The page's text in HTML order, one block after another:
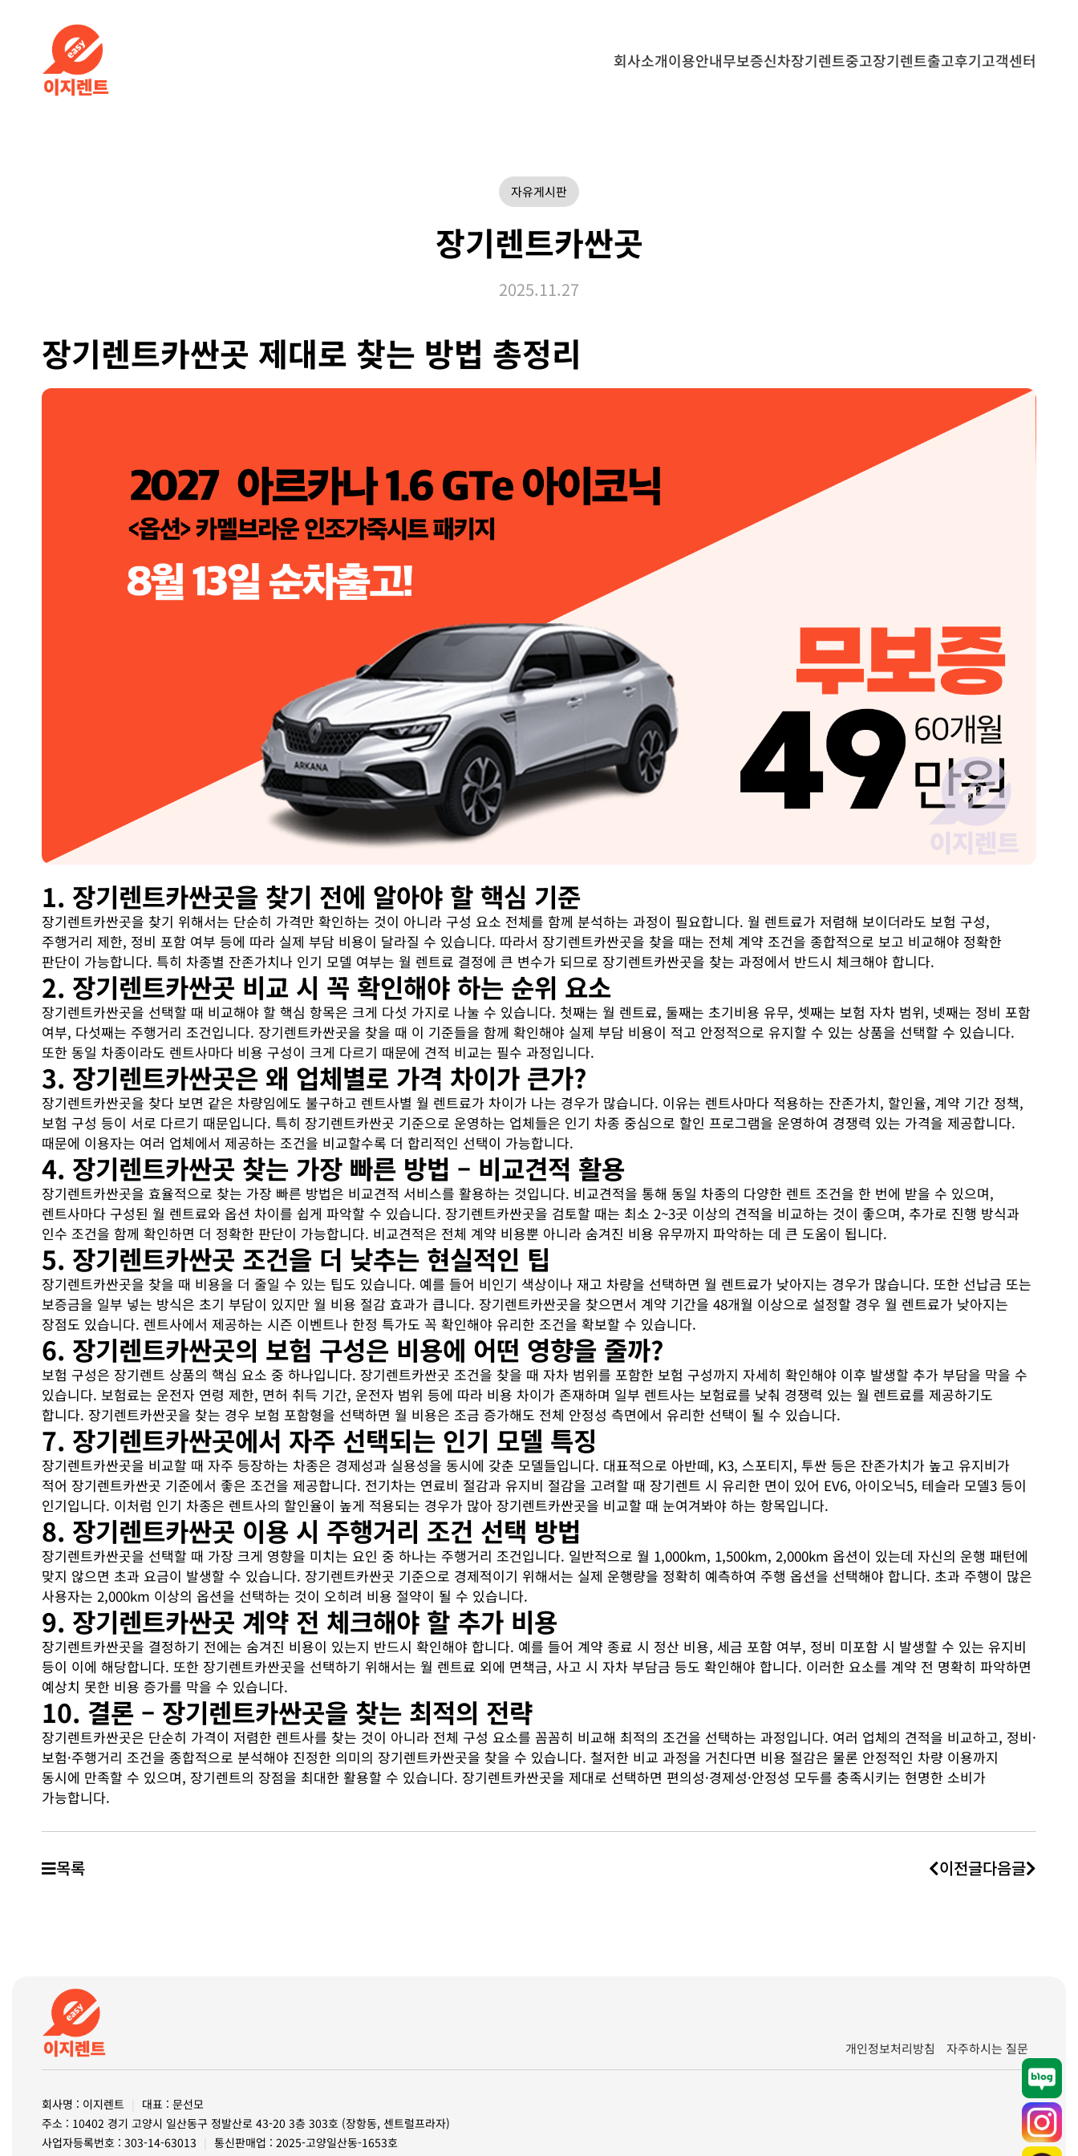
회사소개이용안내무보증신차장기렌트중고장기렌트출고후기고객센터
자유게시판
장기렌트카싼곳
2025.11.27
장기렌트카싼곳 제대로 찾는 방법 총정리
1. 장기렌트카싼곳을 찾기 전에 알아야 할 핵심 기준
장기렌트카싼곳을 찾기 위해서는 단순히 가격만 확인하는 것이 아니라 구성 요소 전체를 함께 분석하는 과정이 필요합니다. 월 렌트료가 저렴해 보이더라도 보험 구성,
주행거리 제한, 정비 포함 여부 등에 따라 실제 부담 비용이 달라질 수 있습니다. 따라서 장기렌트카싼곳을 찾을 때는 전체 계약 조건을 종합적으로 보고 비교해야 정확한
판단이 가능합니다. 특히 차종별 잔존가치나 인기 모델 여부는 월 렌트료 결정에 큰 변수가 되므로 장기렌트카싼곳을 찾는 과정에서 반드시 체크해야 합니다.
2. 장기렌트카싼곳 비교 시 꼭 확인해야 하는 순위 요소
장기렌트카싼곳을 선택할 때 비교해야 할 핵심 항목은 크게 다섯 가지로 나눌 수 있습니다. 첫째는 월 렌트료, 둘째는 초기비용 유무, 셋째는 보험 자차 범위, 넷째는 정비 포함
여부, 다섯째는 주행거리 조건입니다. 장기렌트카싼곳을 찾을 때 이 기준들을 함께 확인해야 실제 부담 비용이 적고 안정적으로 유지할 수 있는 상품을 선택할 수 있습니다.
또한 동일 차종이라도 렌트사마다 비용 구성이 크게 다르기 때문에 견적 비교는 필수 과정입니다.
3. 장기렌트카싼곳은 왜 업체별로 가격 차이가 큰가?
장기렌트카싼곳을 찾다 보면 같은 차량임에도 불구하고 렌트사별 월 렌트료가 차이가 나는 경우가 많습니다. 이유는 렌트사마다 적용하는 잔존가치, 할인율, 계약 기간 정책,
보험 구성 등이 서로 다르기 때문입니다. 특히 장기렌트카싼곳 기준으로 운영하는 업체들은 인기 차종 중심으로 할인 프로그램을 운영하여 경쟁력 있는 가격을 제공합니다.
때문에 이용자는 여러 업체에서 제공하는 조건을 비교할수록 더 합리적인 선택이 가능합니다.
4. 장기렌트카싼곳 찾는 가장 빠른 방법 – 비교견적 활용
장기렌트카싼곳을 효율적으로 찾는 가장 빠른 방법은 비교견적 서비스를 활용하는 것입니다. 비교견적을 통해 동일 차종의 다양한 렌트 조건을 한 번에 받을 수 있으며,
렌트사마다 구성된 월 렌트료와 옵션 차이를 쉽게 파악할 수 있습니다. 장기렌트카싼곳을 검토할 때는 최소 2~3곳 이상의 견적을 비교하는 것이 좋으며, 추가로 진행 방식과
인수 조건을 함께 확인하면 더 정확한 판단이 가능합니다. 비교견적은 전체 계약 비용뿐 아니라 숨겨진 비용 유무까지 파악하는 데 큰 도움이 됩니다.
5. 장기렌트카싼곳 조건을 더 낮추는 현실적인 팁
장기렌트카싼곳을 찾을 때 비용을 더 줄일 수 있는 팁도 있습니다. 예를 들어 비인기 색상이나 재고 차량을 선택하면 월 렌트료가 낮아지는 경우가 많습니다. 또한 선납금 또는
보증금을 일부 넣는 방식은 초기 부담이 있지만 월 비용 절감 효과가 큽니다. 장기렌트카싼곳을 찾으면서 계약 기간을 48개월 이상으로 설정할 경우 월 렌트료가 낮아지는
장점도 있습니다. 렌트사에서 제공하는 시즌 이벤트나 한정 특가도 꼭 확인해야 유리한 조건을 확보할 수 있습니다.
6. 장기렌트카싼곳의 보험 구성은 비용에 어떤 영향을 줄까?
보험 구성은 장기렌트 상품의 핵심 요소 중 하나입니다. 장기렌트카싼곳 조건을 찾을 때 자차 범위를 포함한 보험 구성까지 자세히 확인해야 이후 발생할 추가 부담을 막을 수
있습니다. 보험료는 운전자 연령 제한, 면허 취득 기간, 운전자 범위 등에 따라 비용 차이가 존재하며 일부 렌트사는 보험료를 낮춰 경쟁력 있는 월 렌트료를 제공하기도
합니다. 장기렌트카싼곳을 찾는 경우 보험 포함형을 선택하면 월 비용은 조금 증가해도 전체 안정성 측면에서 유리한 선택이 될 수 있습니다.
7. 장기렌트카싼곳에서 자주 선택되는 인기 모델 특징
장기렌트카싼곳을 비교할 때 자주 등장하는 차종은 경제성과 실용성을 동시에 갖춘 모델들입니다. 대표적으로 아반떼, K3, 스포티지, 투싼 등은 잔존가치가 높고 유지비가
적어 장기렌트카싼곳 기준에서 좋은 조건을 제공합니다. 전기차는 연료비 절감과 유지비 절감을 고려할 때 장기렌트 시 유리한 면이 있어 EV6, 아이오닉5, 테슬라 모델3 등이
인기입니다. 이처럼 인기 차종은 렌트사의 할인율이 높게 적용되는 경우가 많아 장기렌트카싼곳을 비교할 때 눈여겨봐야 하는 항목입니다.
8. 장기렌트카싼곳 이용 시 주행거리 조건 선택 방법
장기렌트카싼곳을 선택할 때 가장 크게 영향을 미치는 요인 중 하나는 주행거리 조건입니다. 일반적으로 월 1,000km, 1,500km, 2,000km 옵션이 있는데 자신의 운행 패턴에
맞지 않으면 초과 요금이 발생할 수 있습니다. 장기렌트카싼곳 기준으로 경제적이기 위해서는 실제 운행량을 정확히 예측하여 주행 옵션을 선택해야 합니다. 초과 주행이 많은
사용자는 2,000km 이상의 옵션을 선택하는 것이 오히려 비용 절약이 될 수 있습니다.
9. 장기렌트카싼곳 계약 전 체크해야 할 추가 비용
장기렌트카싼곳을 결정하기 전에는 숨겨진 비용이 있는지 반드시 확인해야 합니다. 예를 들어 계약 종료 시 정산 비용, 세금 포함 여부, 정비 미포함 시 발생할 수 있는 유지비
등이 이에 해당합니다. 또한 장기렌트카싼곳을 선택하기 위해서는 월 렌트료 외에 면책금, 사고 시 자차 부담금 등도 확인해야 합니다. 이러한 요소를 계약 전 명확히 파악하면
예상치 못한 비용 증가를 막을 수 있습니다.
10. 결론 – 장기렌트카싼곳을 찾는 최적의 전략
장기렌트카싼곳은 단순히 가격이 저렴한 렌트사를 찾는 것이 아니라 전체 구성 요소를 꼼꼼히 비교해 최적의 조건을 선택하는 과정입니다. 여러 업체의 견적을 비교하고, 정비·
보험·주행거리 조건을 종합적으로 분석해야 진정한 의미의 장기렌트카싼곳을 찾을 수 있습니다. 철저한 비교 과정을 거친다면 비용 절감은 물론 안정적인 차량 이용까지
동시에 만족할 수 있으며, 장기렌트의 장점을 최대한 활용할 수 있습니다. 장기렌트카싼곳을 제대로 선택하면 편의성·경제성·안정성 모두를 충족시키는 현명한 소비가
가능합니다.
목록 이전글다음글
개인정보처리방침 자주하시는 질문
회사명 : 이지렌트
대표 : 문선모
주소 : 10402 경기 고양시 일산동구 정발산로 43-20 3층 303호 (장항동, 센트럴프라자)
사업자등록번호 : 303-14-63013
통신판매업 : 2025-고양일산동-1653호